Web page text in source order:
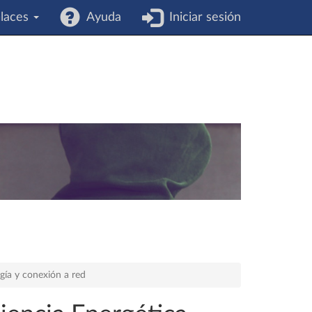
Ayuda Iniciar sesión
y conexión a red